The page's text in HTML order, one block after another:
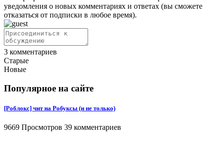
уведомления о новых комментариях и ответах (вы cможете
отказаться от подписки в любое время).
3 комментариев
Старые
Новые
Популярное на сайте
[Роблокс] чит на Робуксы (и не только)
9669 Просмотров 39 комментариев